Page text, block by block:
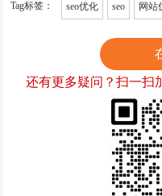
Tag标签： seo优化 seo 网站
还有更多疑问？扫一扫